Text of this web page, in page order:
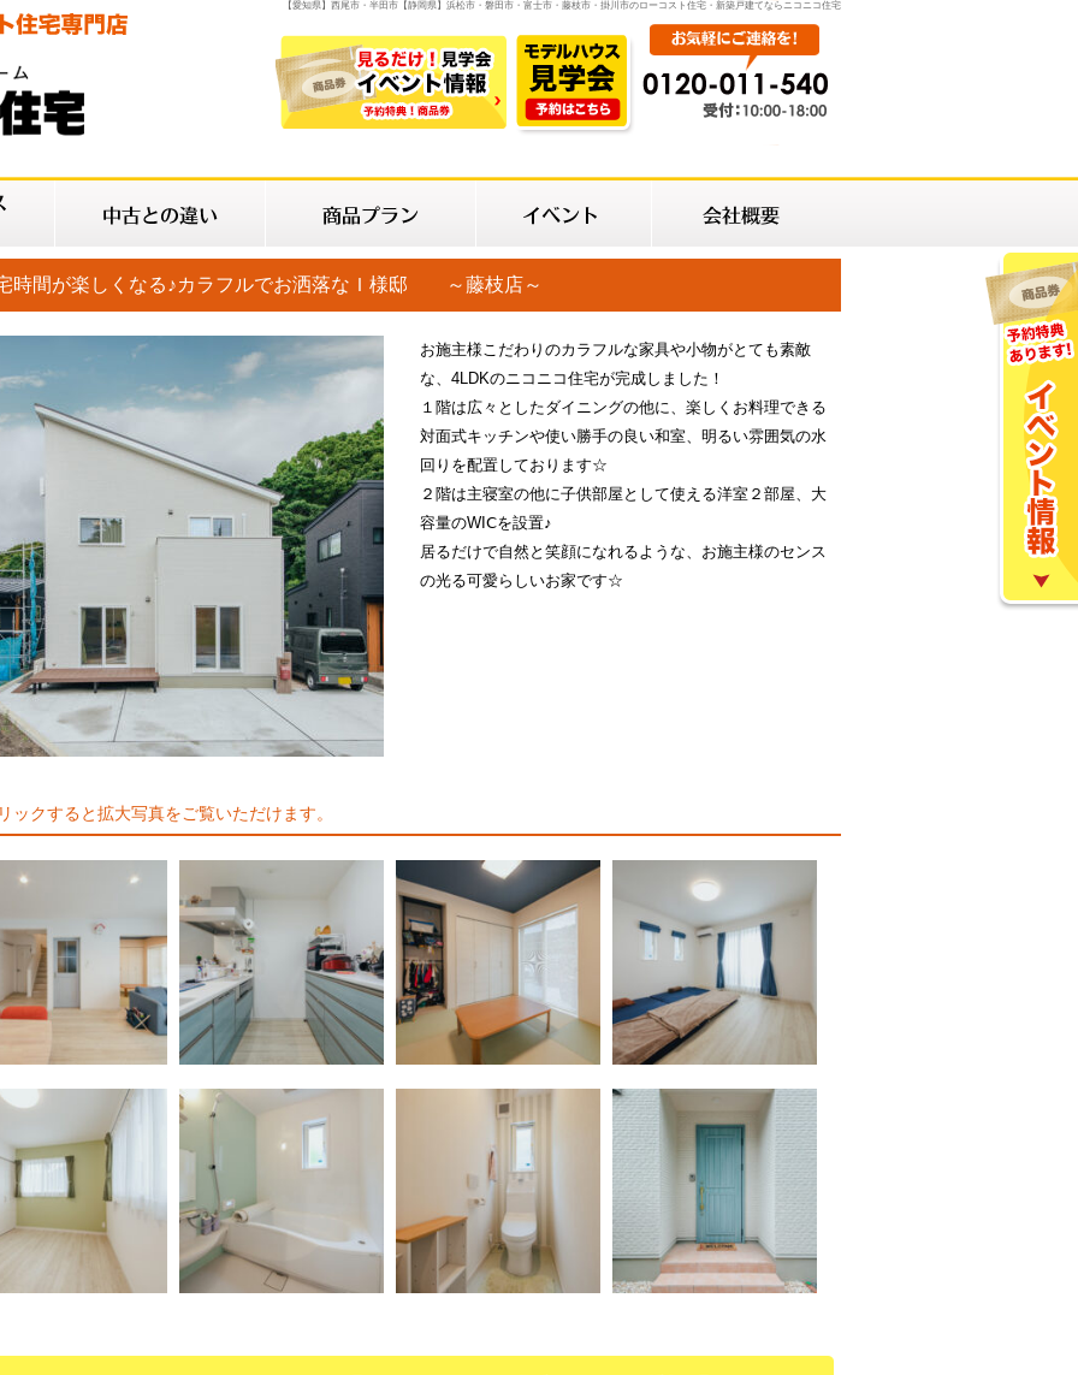
【愛知県】西尾市・半田市【静岡県】浜松市・磐田市・富士市・藤枝市・掛川市のローコスト住宅・新築戸建てならニコニコ住宅
時間が楽しくなる♪カラフルでお洒落なＩ様邸 ～藤枝店～
お施主様こだわりのカラフルな家具や小物がとても素敵
な、4LDKのニコニコ住宅が完成しました！
１階は広々としたダイニングの他に、楽しくお料理できる
対面式キッチンや使い勝手の良い和室、明るい雰囲気の水
回りを配置しております☆
２階は主寝室の他に子供部屋として使える洋室２部屋、大
容量のWIⅭを設置♪
居るだけで自然と笑顔になれるような、お施主様のセンス
の光る可愛らしいお家です☆
ックすると拡大写真をご覧いただけます。